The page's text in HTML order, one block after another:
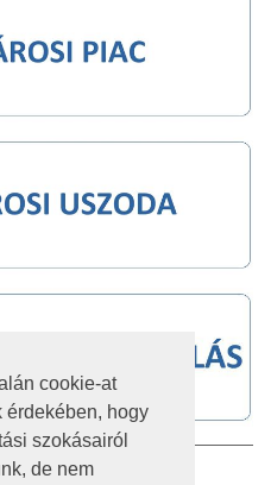
cookie-at
érdekében, hogy
szokásairól
de nem